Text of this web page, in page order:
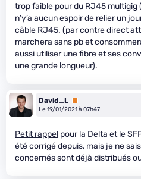
trop faible pour du RJ45 multigig
n’y’a aucun espoir de relier un
câble RJ45. (par contre direct
marchera sans pb et
aussi utiliser une fibre et ses
une grande longueur).
David_L Premium
Le 19/01/2021 à 07h47
Petit rappel pour la Delta et le
été corrigé depuis, mais je ne
concernés sont déjà distribués